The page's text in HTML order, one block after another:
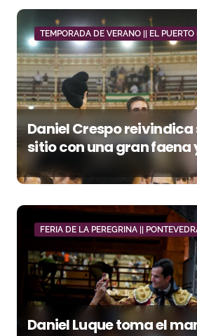
TEMPORADA DE VERANO || EL
Daniel Crespo reivindica
sitio con una gran faena
orejas
FERIA DE LA PEREGRINA ||
Daniel Luque toma el